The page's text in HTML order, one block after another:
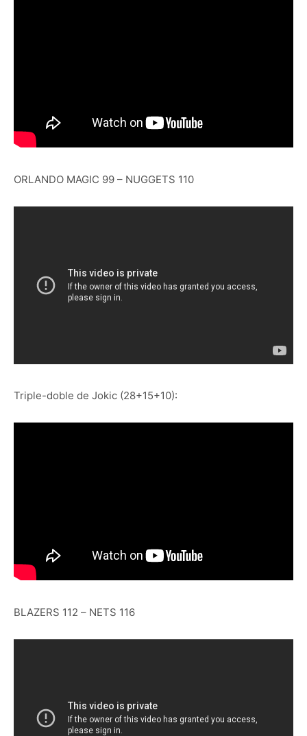
ORLANDO MAGIC 99 – NUGGETS 110
Triple-doble de Jokic (28+15+10):
BLAZERS 112 – NETS 116